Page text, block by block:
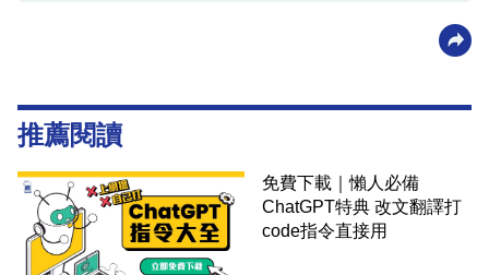
推薦閱讀
免費下載｜懶人必備
ChatGPT特典 改文翻譯打
code指令直接用